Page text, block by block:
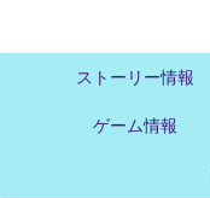
ストーリー情報
ゲーム情報